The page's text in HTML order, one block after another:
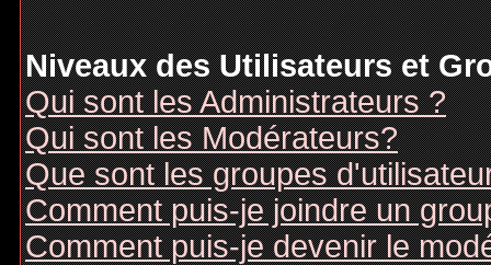
Niveaux des Utilisateurs et
Qui sont les Administrateurs ?
Qui sont les Modérateurs?
Que sont les groupes
Comment puis-je joindre un
Comment puis-je devenir le